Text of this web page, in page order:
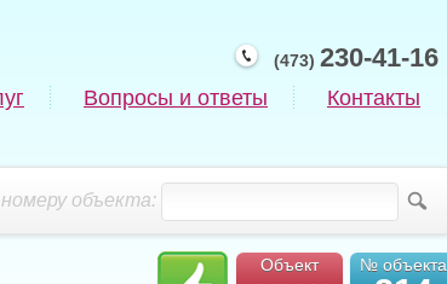
(473) 230-41-16
Вопросы и ответы Контакты
объекта:
Объект № объекта